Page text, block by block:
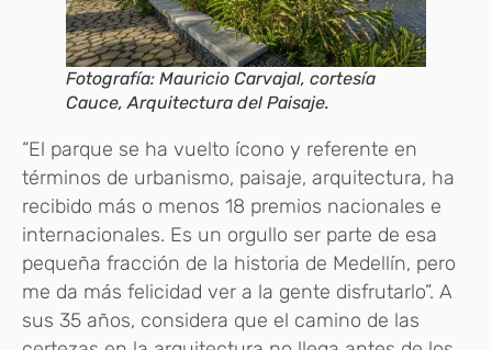
Fotografía: Mauricio Carvajal, cortesía
Cauce, Arquitectura del Paisaje.
“El parque se ha vuelto ícono y referente en
términos de urbanismo, paisaje, arquitectura, ha
recibido más o menos 18 premios nacionales e
internacionales. Es un orgullo ser parte de esa
pequeña fracción de la historia de Medellín, pero
me da más felicidad ver a la gente disfrutarlo”. A
sus 35 años, considera que el camino de las